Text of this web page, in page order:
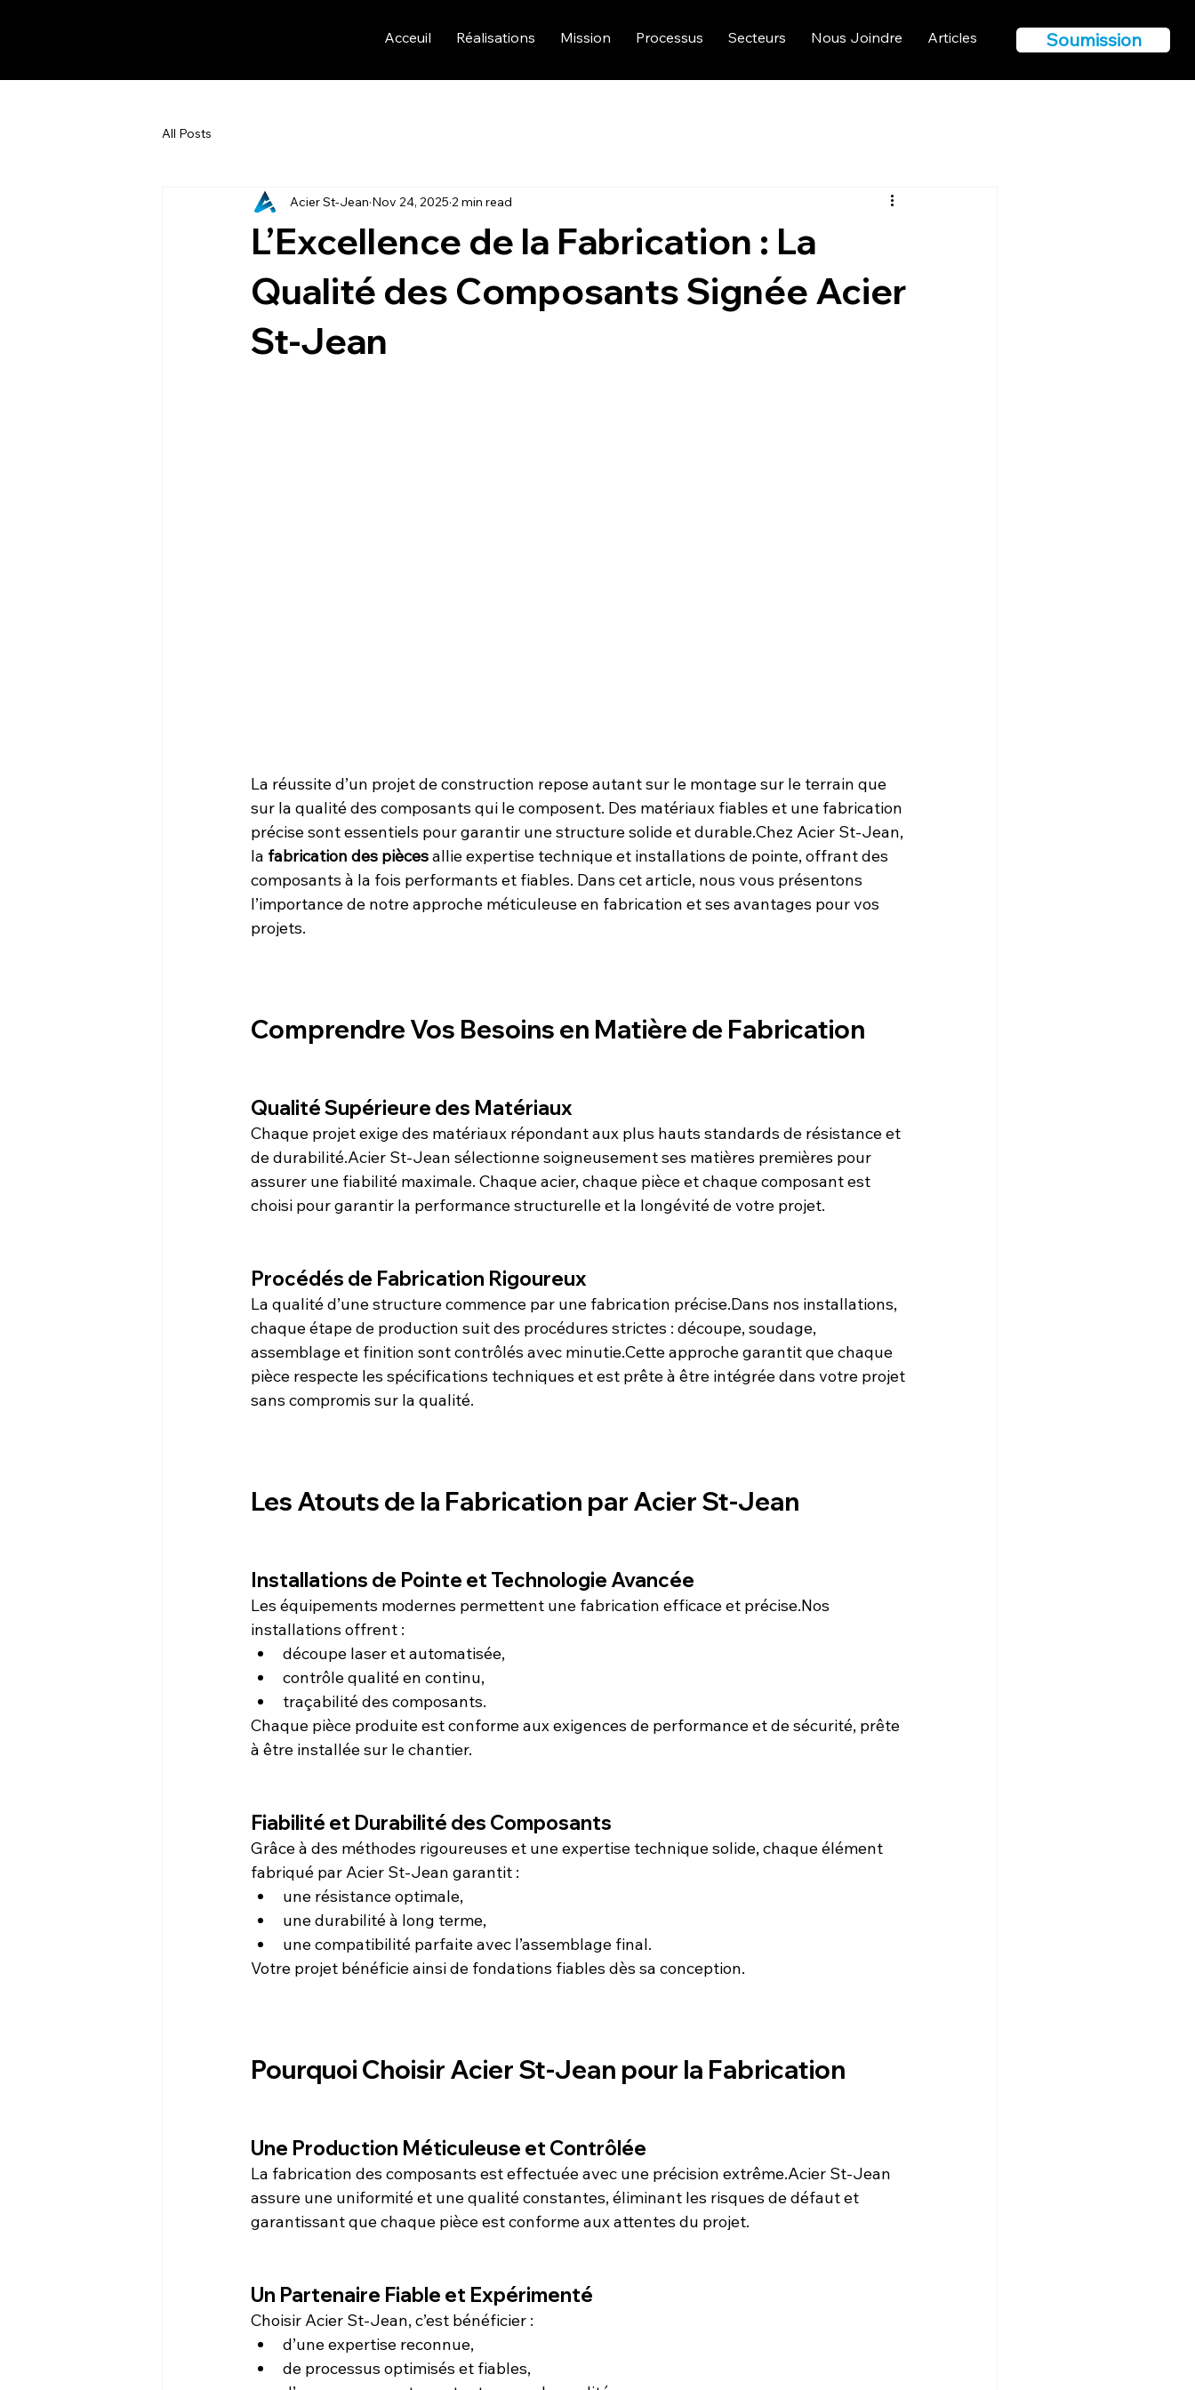
Acceuil Réalisations Mission Processus Secteurs Nous Joindre Articles Soumission
All Posts
L’Excellence de la Fabrication : La
Qualité des Composants Signée Acier
St-Jean
Acier St-Jean Nov 24, 2025 2 min read
La réussite d’un projet de construction repose autant sur le montage sur le terrain que
sur la qualité des composants qui le composent. Des matériaux fiables et une fabrication
précise sont essentiels pour garantir une structure solide et durable.Chez Acier St-Jean,
la fabrication des pièces allie expertise technique et installations de pointe, offrant des
composants à la fois performants et fiables. Dans cet article, nous vous présentons
l’importance de notre approche méticuleuse en fabrication et ses avantages pour vos
projets.
Comprendre Vos Besoins en Matière de Fabrication
Qualité Supérieure des Matériaux
Chaque projet exige des matériaux répondant aux plus hauts standards de résistance et
de durabilité.Acier St-Jean sélectionne soigneusement ses matières premières pour
assurer une fiabilité maximale. Chaque acier, chaque pièce et chaque composant est
choisi pour garantir la performance structurelle et la longévité de votre projet.
Procédés de Fabrication Rigoureux
La qualité d’une structure commence par une fabrication précise.Dans nos installations,
chaque étape de production suit des procédures strictes : découpe, soudage,
assemblage et finition sont contrôlés avec minutie.Cette approche garantit que chaque
pièce respecte les spécifications techniques et est prête à être intégrée dans votre projet
sans compromis sur la qualité.
Les Atouts de la Fabrication par Acier St-Jean
Installations de Pointe et Technologie Avancée
Les équipements modernes permettent une fabrication efficace et précise.Nos
installations offrent :
découpe laser et automatisée,
contrôle qualité en continu,
traçabilité des composants.
Chaque pièce produite est conforme aux exigences de performance et de sécurité, prête
à être installée sur le chantier.
Fiabilité et Durabilité des Composants
Grâce à des méthodes rigoureuses et une expertise technique solide, chaque élément
fabriqué par Acier St-Jean garantit :
une résistance optimale,
une durabilité à long terme,
une compatibilité parfaite avec l’assemblage final.
Votre projet bénéficie ainsi de fondations fiables dès sa conception.
Pourquoi Choisir Acier St-Jean pour la Fabrication
Une Production Méticuleuse et Contrôlée
La fabrication des composants est effectuée avec une précision extrême.Acier St-Jean
assure une uniformité et une qualité constantes, éliminant les risques de défaut et
garantissant que chaque pièce est conforme aux attentes du projet.
Un Partenaire Fiable et Expérimenté
Choisir Acier St-Jean, c’est bénéficier :
d’une expertise reconnue,
de processus optimisés et fiables,